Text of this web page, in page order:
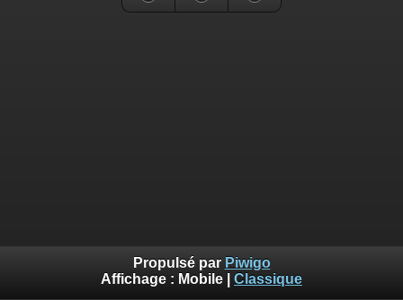
Propulsé par Piwigo
Affichage : Mobile Classique